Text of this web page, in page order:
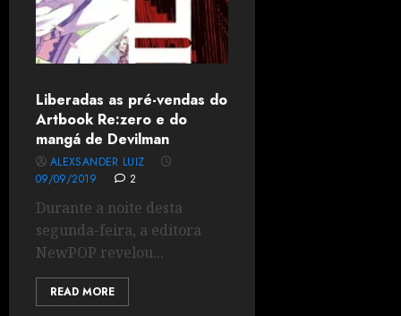
Liberadas as pré-vendas do
Artbook Re:zero e do
mangá de Devilman
ALEXSANDER LUIZ
09/09/2019
2
Durante a noite desta
segunda-feira, a editora
NewPOP revelou...
READ MORE